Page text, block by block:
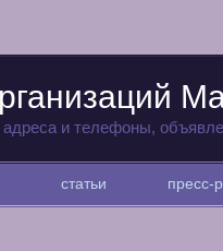
адреса и телефоны,
статьи пресс-